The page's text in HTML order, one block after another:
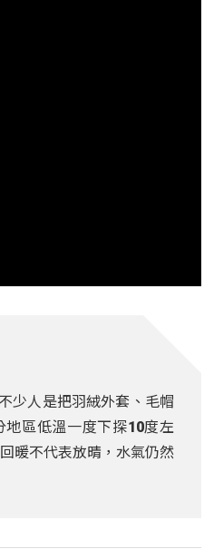
少人是把羽絨外套、毛帽
區低溫一度下探10度左
暖不代表放晴，水氣仍然